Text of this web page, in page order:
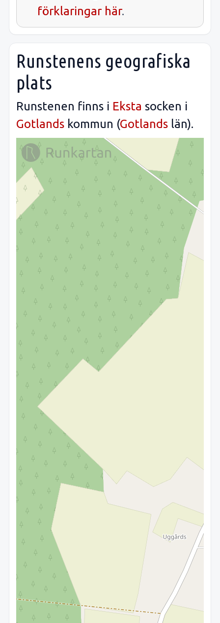
förklaringar här.
Runstenens geografiska
plats
Runstenen finns i Eksta socken i
Gotlands kommun (Gotlands län).